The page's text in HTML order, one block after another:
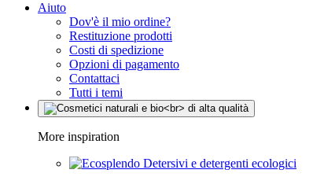
Aiuto
Dov'è il mio ordine?
Restituzione prodotti
Costi di spedizione
Opzioni di pagamento
Contattaci
Tutti i temi
More inspiration
Detersivi e detergenti ecologici